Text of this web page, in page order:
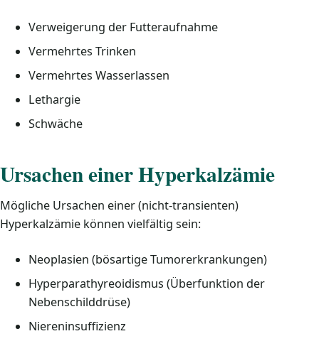
Verweigerung der Futteraufnahme
Vermehrtes Trinken
Vermehrtes Wasserlassen
Lethargie
Schwäche
Ursachen einer Hyperkalzämie
Mögliche Ursachen einer (nicht-transienten)
Hyperkalzämie können vielfältig sein:
Neoplasien (bösartige Tumorerkrankungen)
Hyperparathyreoidismus (Überfunktion der
Nebenschilddrüse)
Niereninsuffizienz